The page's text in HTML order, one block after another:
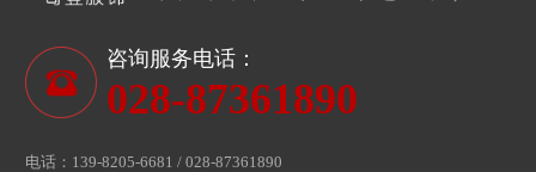
咨询服务电话：
028-87361890
电话：139-8205-6681 / 028-87361890